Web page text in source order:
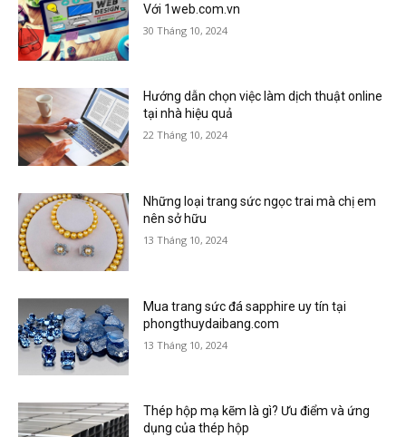
Với 1web.com.vn
30 Tháng 10, 2024
Hướng dẫn chọn việc làm dịch thuật online
tại nhà hiệu quả
22 Tháng 10, 2024
Những loại trang sức ngọc trai mà chị em
nên sở hữu
13 Tháng 10, 2024
Mua trang sức đá sapphire uy tín tại
phongthuydaibang.com
13 Tháng 10, 2024
Thép hộp mạ kẽm là gì? Ưu điểm và ứng
dụng của thép hộp